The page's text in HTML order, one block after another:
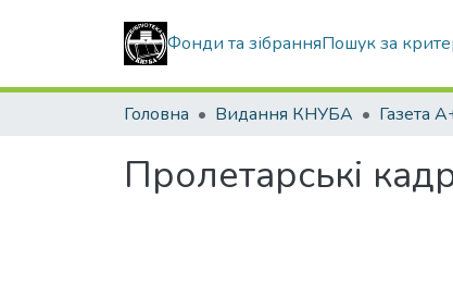
Фонди та зібранняПошук за
Головна Видання КНУБА Газета
Пролетарські